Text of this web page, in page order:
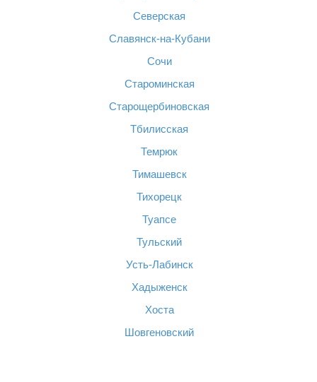
Северская
Славянск-на-Кубани
Сочи
Староминская
Старощербиновская
Тбилисская
Темрюк
Тимашевск
Тихорецк
Туапсе
Тульский
Усть-Лабинск
Хадыженск
Хоста
Шовгеновский